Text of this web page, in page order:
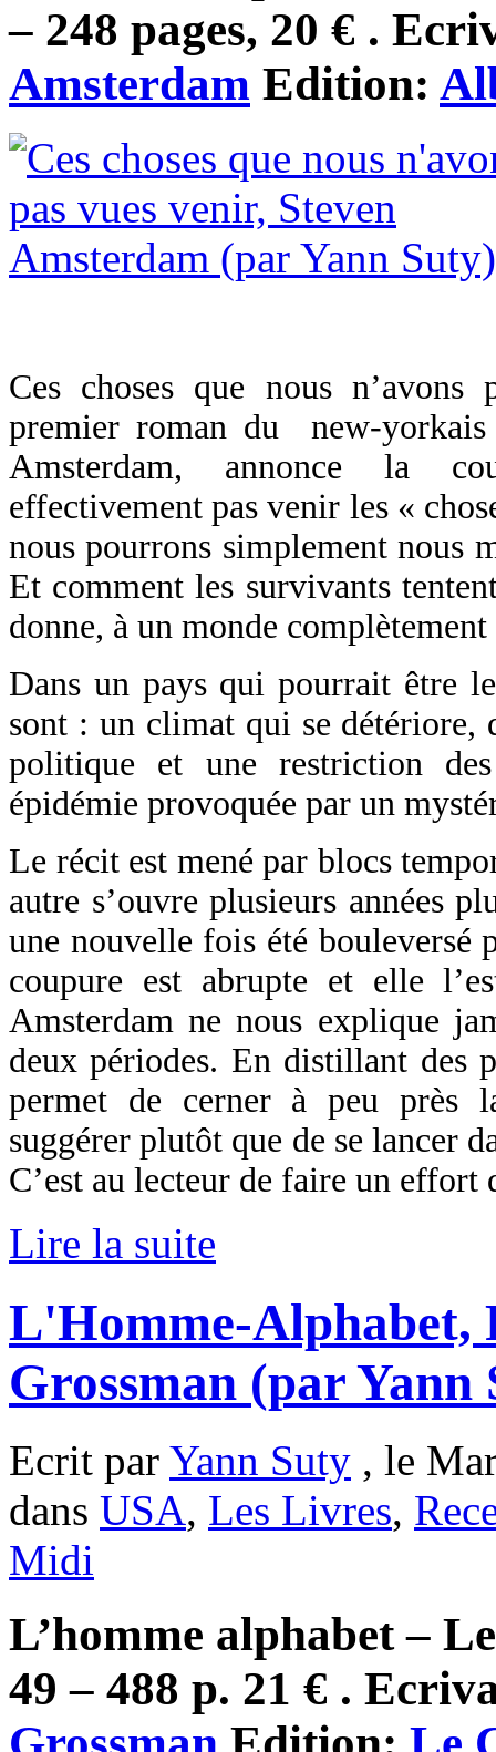
– 248 pages, 20 € .
Amsterdam Edition:
Ces choses que nous
premier roman du new-
Amsterdam, annonce la
effectivement pas venir les «
nous pourrons simplement nous
Et comment les survivants
donne, à un monde
Dans un pays qui pourrait être
sont : un climat qui se détériore,
politique et une restriction
épidémie provoquée par un
Le récit est mené par blocs
autre s’ouvre plusieurs années
une nouvelle fois été bouleversé
coupure est abrupte et elle
Amsterdam ne nous explique
deux périodes. En distillant des
permet de cerner à peu près
suggérer plutôt que de se lancer
C’est au lecteur de faire un effort
Lire la suite
L'Homme-Alphabet,
Grossman (par Yann
Ecrit par Yann Suty , le
dans USA, Les Livres,
Midi
L’homme alphabet –
49 – 488 p. 21 € .